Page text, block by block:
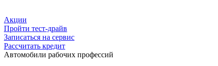
Акции
Пройти тест-драйв
Записаться на сервис
Рассчитать кредит
Автомобили рабочих профессий